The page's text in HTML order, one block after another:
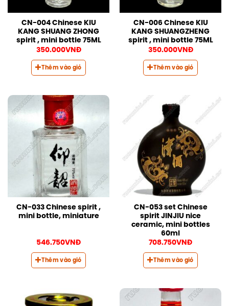
CN-004 Chinese KIU
KANG SHUANG ZHONG
spirit , mini bottle 75ML
350.000VNĐ
Thêm vào giỏ
CN-006 Chinese KIU
KANG SHUANGZHENG
spirit , mini bottle 75ML
350.000VNĐ
Thêm vào giỏ
CN-033 Chinese spirit ,
mini bottle, miniature
546.750VNĐ
Thêm vào giỏ
CN-053 set Chinese
spirit JINJIU nice
ceramic, mini bottles
60ml
708.750VNĐ
Thêm vào giỏ